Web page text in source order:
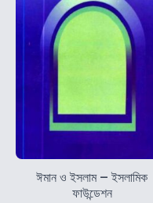
ঈমান ও ইসলাম – ইসলামিক
ফাউন্ডেশন